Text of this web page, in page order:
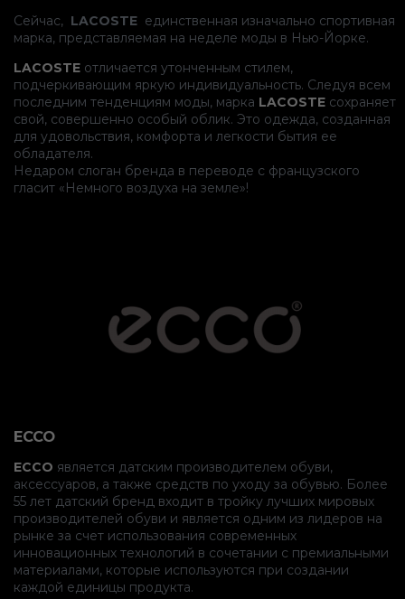
Сейчас, LACOSTE единственная изначально спортивная
марка, представляемая на неделе моды в Нью-Йорке.
LACOSTE отличается утонченным стилем,
подчеркивающим яркую индивидуальность. Следуя всем
последним тенденциям моды, марка LACOSTE сохраняет
свой, совершенно особый облик. Это одежда, созданная
для удовольствия, комфорта и легкости бытия ее
обладателя.
Недаром слоган бренда в переводе с французского
гласит «Немного воздуха на земле»!
ECCO
ECCO является датским производителем обуви,
аксессуаров, а также средств по уходу за обувью. Более
55 лет датский бренд входит в тройку лучших мировых
производителей обуви и является одним из лидеров на
рынке за счет использования современных
инновационных технологий в сочетании с премиальными
материалами, которые используются при создании
каждой единицы продукта.